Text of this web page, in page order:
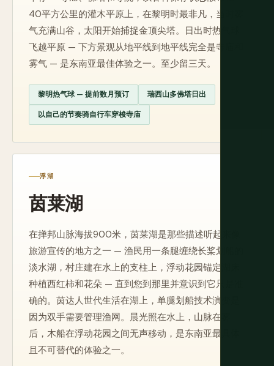
40平方公里的灌木平原上，在黎明时最非凡，当时雾
气充满山谷，太阳开始捕捉金顶尖塔。日出时热气球
飞越平原 — 下方景观从地平线到地平线完全是寺庙和
雾气 — 是东南亚最佳体验之一。至少留三天。
黎明热气球 — 提前数月预订 瑞西山多佛塔日出
以自己的节奏骑自行车穿梭寺庙
浮湖
茵莱湖
在掸邦山脉海拔900米，茵莱湖是那些描述听起来像
旅游宣传的地方之一 — 渔民用一条腿缠绕长桨划船的
淡水湖，村庄建在水上的支柱上，浮动花园锚定湖床
种植西红柿和花朵 — 直到您到那里并意识到它只是准
确的。茵达人世代生活在湖上，单腿划船技术演变是
因为双手需要管理渔网。晨光照在水上，山脉在雾
后，木船在浮动花园之间无声移动，是东南亚最具体
且不可替代的体验之一。